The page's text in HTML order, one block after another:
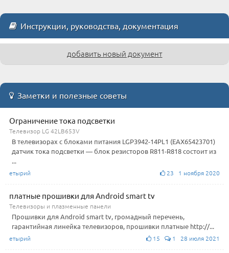
Инструкции, руководства, документация
добавить новый документ
Заметки и полезные советы
Ограничение тока подсветки
Телевизор LG 42LB653V
В телевизорах с блоками питания LGP3942-14PL1 (EAX65423701)
датчик тока подсветки — блок резисторов R811-R818 состоит из
...
етырий 23 1 ноября 2020
платные прошивки для Android smart tv
Телевизоры и плазменные панели
Прошивки для Android smart tv, громадный перечень,
гарантийная линейка телевизоров, прошивки платные http://...
етырий 15 1 28 июля 2021